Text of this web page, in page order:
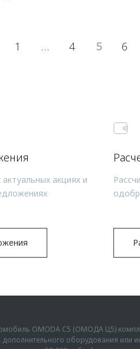
1 … 4 5 6
акциях и
OMODA C5 (ОМОДА Ц5)
оборудования